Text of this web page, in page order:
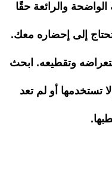
والرائعة حقًا
إلى إحضاره معك.
وتقطيعه. ابحث
تستخدمها أو لم تعد